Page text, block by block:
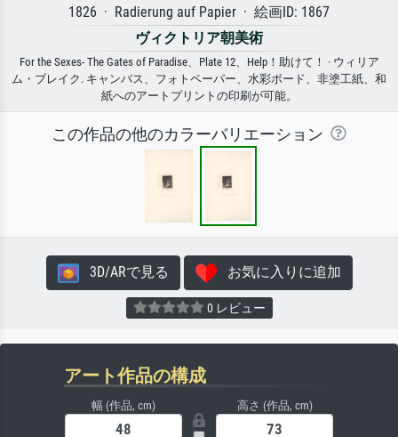
1826 · Radierung auf Papier · 絵画ID: 1867
ヴィクトリア朝美術
For the Sexes- The Gates of Paradise、Plate 12、Help！助けて！ · ウィリア
ム・ブレイク. キャンバス、フォトペーパー、水彩ボード、非塗工紙、和
紙へのアートプリントの印刷が可能。
この作品の他のカラーバリエーション
3D/ARで見る お気に入りに追加
0 レビュー
アート作品の構成
幅 (作品, cm) 高さ (作品, cm)